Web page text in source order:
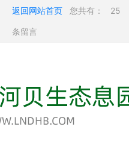
返回网站首页 您共有： 25
条留言